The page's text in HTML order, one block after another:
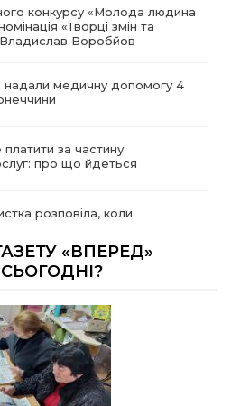
конкурсу «Молода людина
«Творці змін та
Воробйов
надали медичну допомогу 4
за частину
про що йдеться
розповіла, коли
виплати та статус
«ВПЕРЕД»